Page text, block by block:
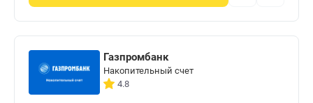
Газпромбанк
Накопительный счет
4.8